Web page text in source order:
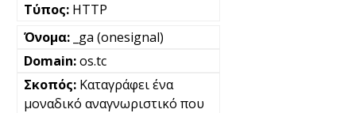
HTTP
_ga (onesignal)
os.tc
Καταγράφει ένα
μοναδικό αναγνωριστικό που